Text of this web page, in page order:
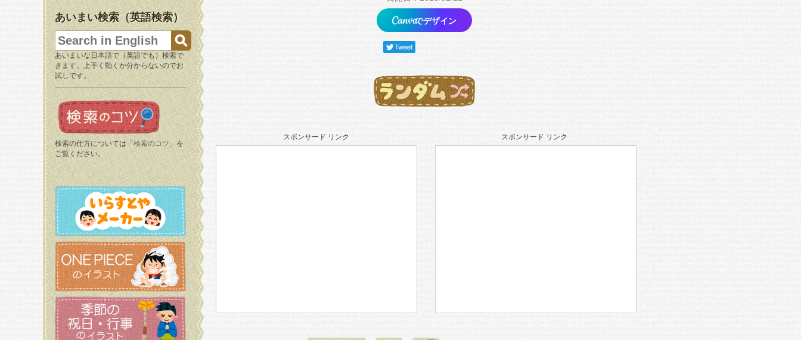
あいまい検索（英語検索）
あいまいな日本語で（英語でも）検索で
きます。上手く動くか分からないのでお
試しです。
検索の仕方については「 検索のコツ 」を
ご覧ください。
でデザイン
スポンサード リンク スポンサード リンク